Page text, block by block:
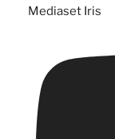
Mediaset Iris